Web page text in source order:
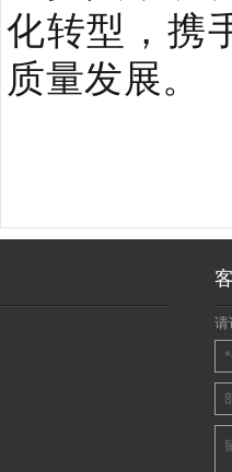
化转型，携
质量发展。
请